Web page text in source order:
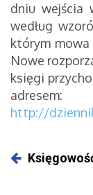
dniu wejścia
według
którym mowa
Nowe
księgi
adresem:
http://